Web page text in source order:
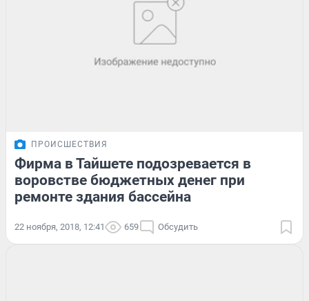
ПРОИСШЕСТВИЯ
Фирма в Тайшете подозревается в
воровстве бюджетных денег при
ремонте здания бассейна
22 ноября, 2018, 12:41 659 Обсудить